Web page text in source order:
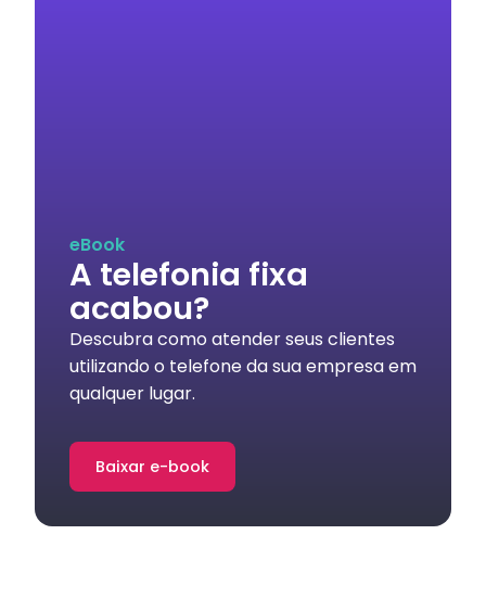
eBook
A telefonia fixa
acabou?
Descubra como atender seus clientes
utilizando o telefone da sua empresa em
qualquer lugar.
Baixar e-book